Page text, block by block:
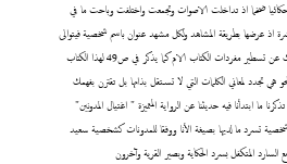
حكائيا ضخما اذ تداخلت الاصوات وتجمعت واختلفت وباحت ما في
اذ عرضها بطريقة المشاهد ولكل مشهد عنوان باسم شخصية فيتوالى
البوح والسرد والتواصل بدفع الآحداث ناهيك عن تسطير مفردات الكتاب الام كما يذكر في ص49 لهذا الكتاب
هي تجدد لمعاني الكلمات التي لا تستقل بذاتها بل تقترن بفهمك
العبارات تذكرنا ما ابتدأنا فيه حديثنا عن الرواية المتميزة " اغتيال المدونين"
شخصية تسرد ما لديها بصيغة الأنا ووفقا للمدونات كشخصية سعيد
المتكفل بسرد الحكاية وبصير القرية وآخرون